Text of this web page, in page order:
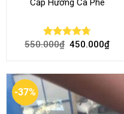
Cấp Hương Cà Phê
Rated4.70
550.000₫ 450.000₫
-37%